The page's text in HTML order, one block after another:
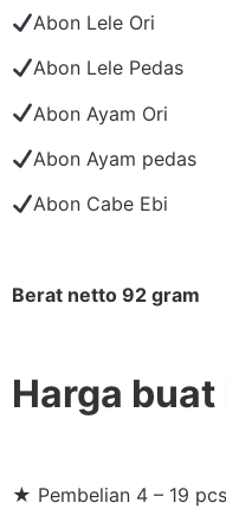
Abon Lele Ori
Abon Lele Pedas
Abon Ayam Ori
Abon Ayam pedas
Abon Cabe Ebi
Berat netto 92 gram
Harga
★ Pembelian 4 – 19